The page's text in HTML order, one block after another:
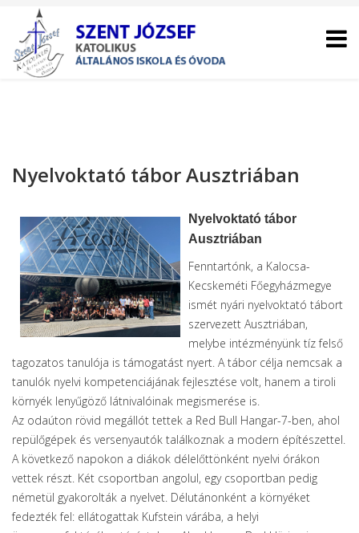
Nyelvoktató tábor Ausztriában
Nyelvoktató tábor
Ausztriában
Fenntartónk, a Kalocsa-
Kecskeméti Főegyházmegye
ismét nyári nyelvoktató tábort
szervezett Ausztriában,
melybe intézményünk tíz felső
tagozatos tanulója is támogatást nyert. A tábor célja nemcsak a
tanulók nyelvi kompetenciájának fejlesztése volt, hanem a tiroli
környék lenyűgöző látnivalóinak megismerése is.
Az odaúton rövid megállót tettek a Red Bull Hangar-7-ben, ahol
repülőgépek és versenyautók találkoznak a modern építészettel.
A következő napokon a diákok délelőttönként nyelvi órákon
vettek részt. Két csoportban angolul, egy csoportban pedig
németül gyakorolták a nyelvet. Délutánonként a környéket
fedezték fel: ellátogattak Kufstein várába, a helyi